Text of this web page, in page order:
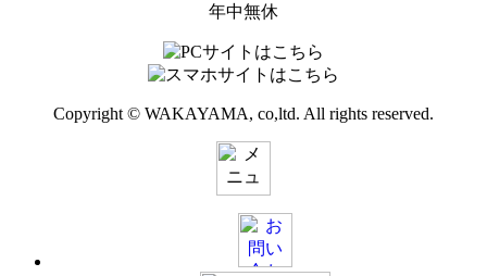
年中無休
Copyright © WAKAYAMA, co,ltd. All rights reserved.